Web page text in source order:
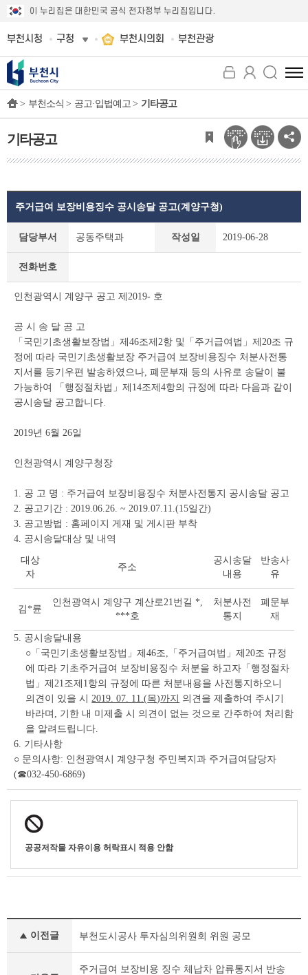
이 누리집은 대한민국 공식 전자정부 누리집입니다.
부천시청 구청 부천시의회 부천관광
전
체
뉴
보
기
> 부천소식 > 공고·입법예고 > 기타공고
기타공고
상
세
회
이
블
주거급여 보장비용징수 공시송달 공고(계양구청)
담당부서 공동주택과 작성일 2019-06-28
전화번호
인천광역시 계양구 공고 제2019- 호
공 시 송 달 공 고
「국민기초생활보장법」제46조제2항 및「주거급여법」제20조 규
정에 따라 국민기초생활보장 주거급여 보장비용징수 처분사전통
지서를 등기우편 발송하였으나, 폐문부재 등의 사유로 송달이 불
가능하여 「행정절차법」제14조제4항의 규정에 따라 다음과 같이
공시송달 공고합니다.
2019년 6월 26일
인천광역시 계양구청장
1. 공 고 명 : 주거급여 보장비용징수 처분사전통지 공시송달 공고
2. 공고기간 : 2019.06.26. ~ 2019.07.11.(15일간)
3. 공고방법 : 홈페이지 게재 및 게시판 부착
4. 공시송달대상 및 내역
대상
자
주소
공시송달
내용
반송사
유
김*륜
인천광역시 계양구 계산로21번길 *,
***호
처분사전
통지
폐문부
재
5. 공시송달내용
○「국민기초생활보장법」제46조,「주거급여법」제20조 규정
에 따라 기초주거급여 보장비용징수 처분을 하고자「행정절차
법」제21조제1항의 규정에 따른 처분내용을 사전통지하오니
의견이 있을 시2019. 07. 11.(목)까지
의견을 제출하여 주시기
바라며, 기한 내 미제출 시 의견이 없는 것으로 간주하여 처리함
을 알려드립니다.
6. 기타사항
○ 문의사항: 인천광역시 계양구청 주민복지과 주거급여담당자
(☎032-450-6869)
공공저작물 자유이용 허락표시 적용 안함
공
이전글 부천도시공사 투자심의위원회 위원 공모
주거급여 보장비용 징수 체납차 압류통지서 반송